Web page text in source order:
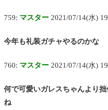
759: マスター 2021/07/14(水)
今年も礼装ガチャやるのかな
760: マスター 2021/07/14(水)
何で可愛いガレスちゃんより
ね